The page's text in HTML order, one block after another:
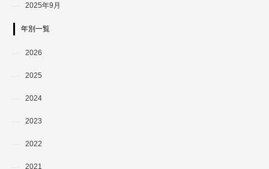
2025年9月
年別一覧
2026
2025
2024
2023
2022
2021